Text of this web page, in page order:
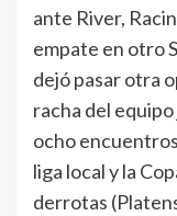
ante River,
empate en otro
dejó pasar otra
racha del
ocho
liga local y la
derrotas